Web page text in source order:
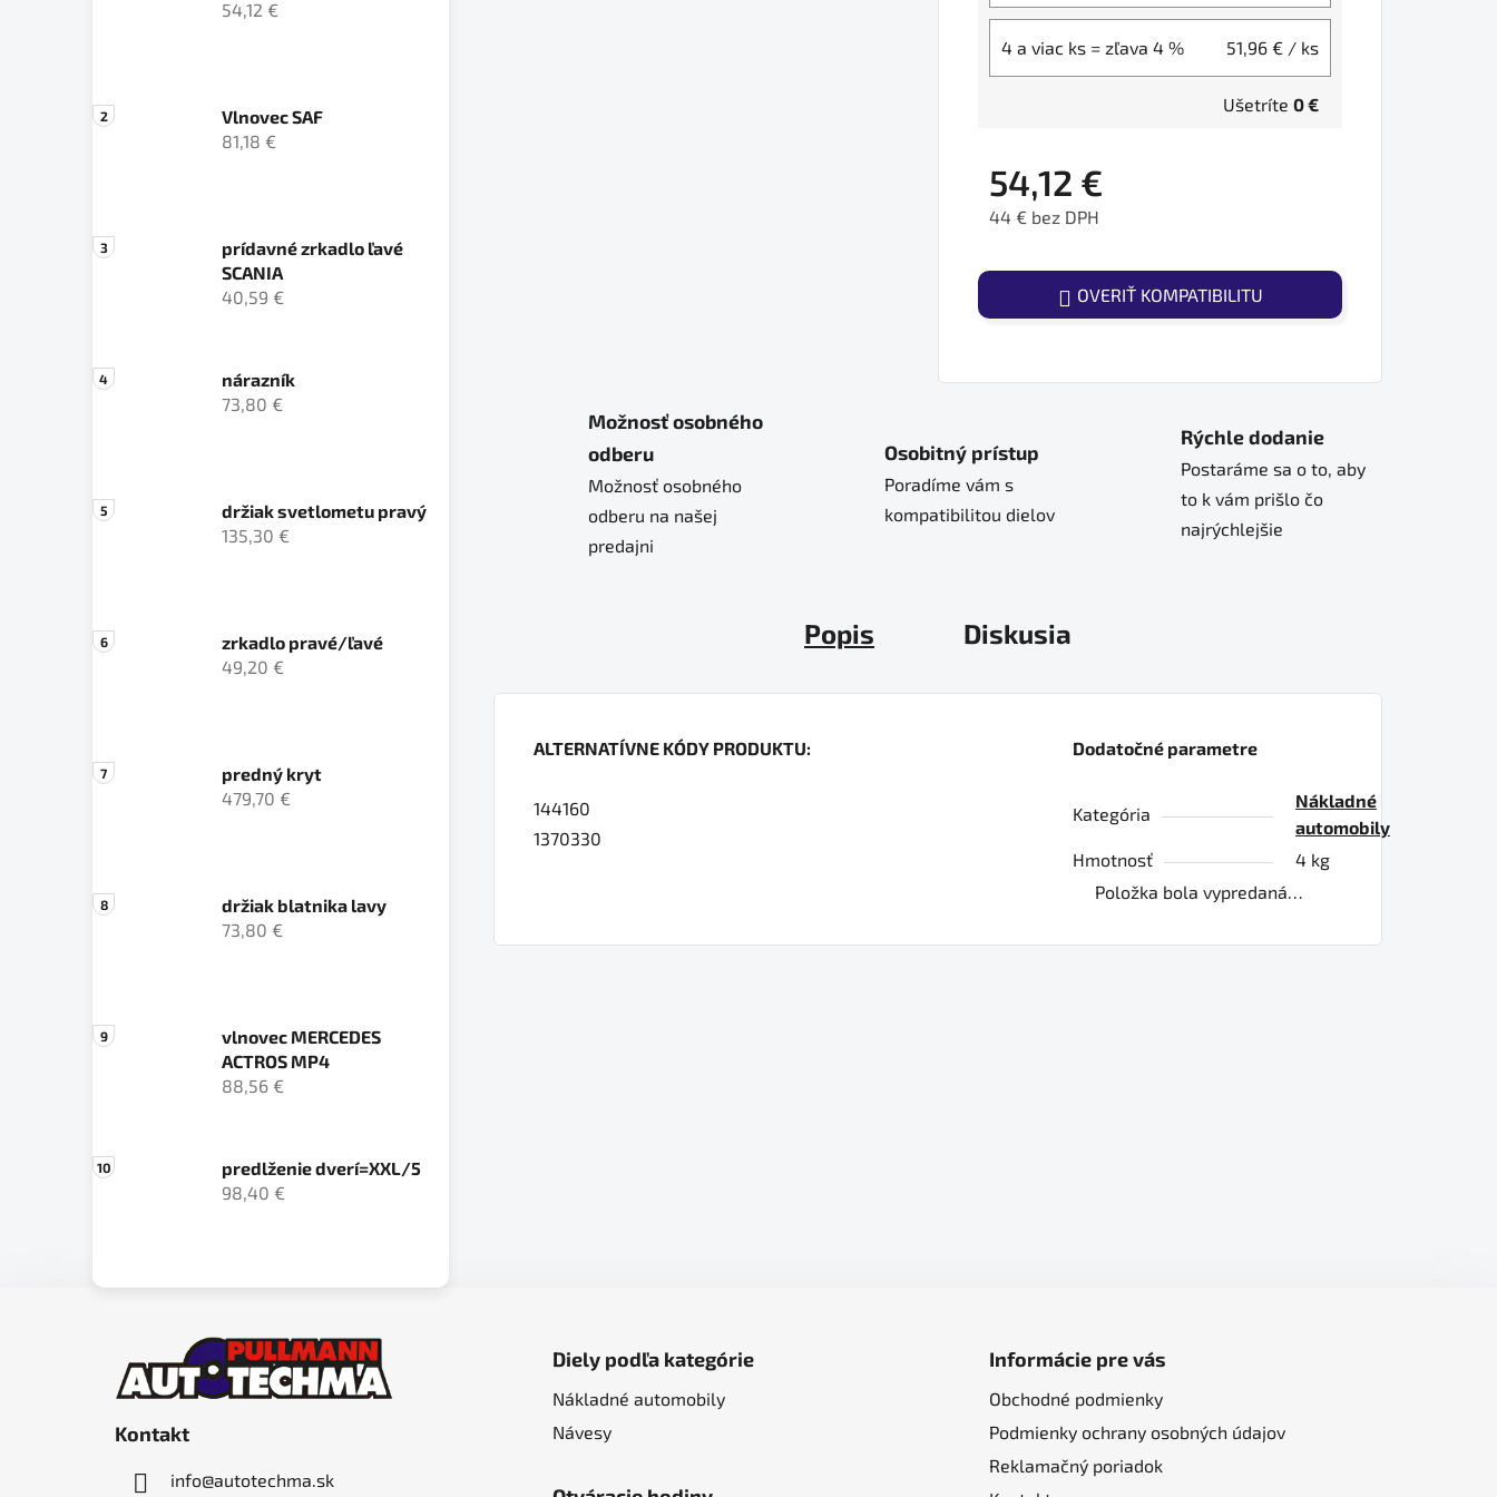
54,12 €
Vlnovec SAF
81,18 €
prídavné zrkadlo ľavé
SCANIA
40,59 €
nárazník
73,80 €
držiak svetlometu pravý
135,30 €
zrkadlo pravé/ľavé
49,20 €
predný kryt
479,70 €
držiak blatnika lavy
73,80 €
vlnovec MERCEDES
ACTROS MP4
88,56 €
predlženie dverí=XXL/5
98,40 €
4 a viac ks = zľava 4 % 51,96 € / ks
Ušetríte 0 €
54,12 €
44 € bez DPH
OVERIŤ KOMPATIBILITU
Možnosť osobného
odberu
Možnosť osobného
odberu na našej
predajni
Osobitný prístup
Poradíme vám s
kompatibilitou dielov
Rýchle dodanie
Postaráme sa o to, aby
to k vám prišlo čo
najrýchlejšie
Popis Diskusia
ALTERNATÍVNE KÓDY PRODUKTU:
144160
1370330
Dodatočné parametre
Kategória
Nákladné
automobily
Hmotnosť
4 kg
Položka bola vypredaná…
Kontakt
info@autotechma.sk
Diely podľa kategórie
Nákladné automobily
Návesy
Informácie pre vás
Obchodné podmienky
Podmienky ochrany osobných údajov
Reklamačný poriadok